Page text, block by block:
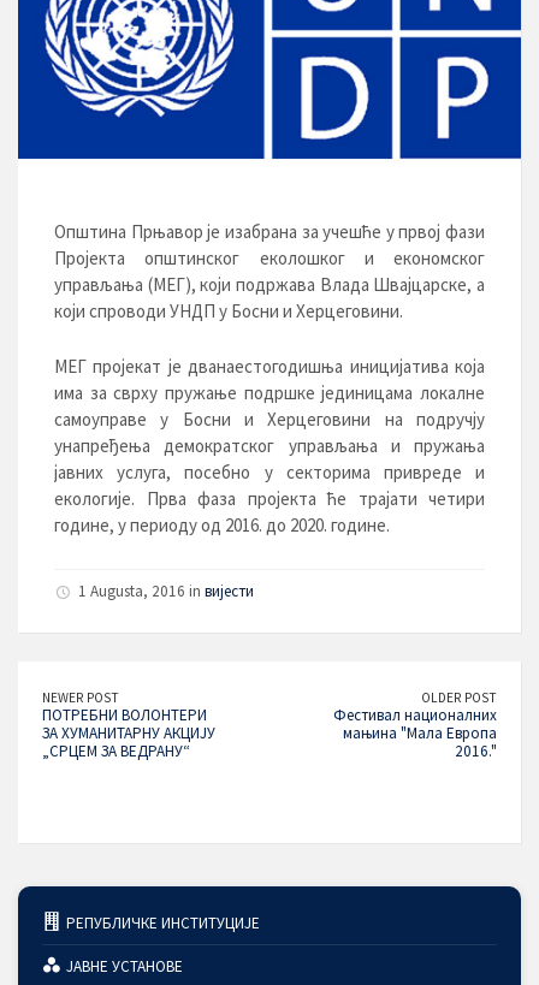
Општина Прњавор је изабрана за учешће у првој фази
Пројекта општинског еколошког и економског
управљања (МЕГ), који подржава Влада Швајцарске, а
који спроводи УНДП у Босни и Херцеговини.
МЕГ пројекат је дванаестогодишња иницијатива која
има за сврху пружање подршке јединицама локалне
самоуправе у Босни и Херцеговини на подручју
унапређења демократског управљања и пружања
јавних услуга, посебно у секторима привреде и
екологије. Прва фаза пројекта ће трајати четири
године, у периоду од 2016. до 2020. године.
1 Augusta, 2016 in вијести
NEWER POST
ПОТРЕБНИ ВОЛОНТЕРИ
ЗА ХУМАНИТАРНУ АКЦИЈУ
„СРЦЕМ ЗА ВЕДРАНУ“
OLDER POST
Фестивал националних
мањина "Мала Европа
2016."
РЕПУБЛИЧКЕ ИНСТИТУЦИЈЕ
ЈАВНЕ УСТАНОВЕ